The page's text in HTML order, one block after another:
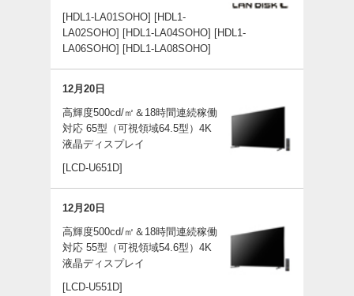
[HDL1-LA01SOHO] [HDL1-
LA02SOHO] [HDL1-LA04SOHO] [HDL1-
LA06SOHO] [HDL1-LA08SOHO]
12月20日
高輝度500cd/㎡＆18時間連続稼働
対応 65型（可視領域64.5型）4K
液晶ディスプレイ
[LCD-U651D]
12月20日
高輝度500cd/㎡＆18時間連続稼働
対応 55型（可視領域54.6型）4K
液晶ディスプレイ
[LCD-U551D]